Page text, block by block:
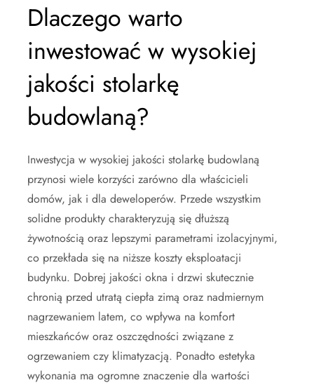
Dlaczego warto
inwestować w wysokiej
jakości stolarkę
budowlaną?
Inwestycja w wysokiej jakości stolarkę budowlaną
przynosi wiele korzyści zarówno dla właścicieli
domów, jak i dla deweloperów. Przede wszystkim
solidne produkty charakteryzują się dłuższą
żywotnością oraz lepszymi parametrami izolacyjnymi,
co przekłada się na niższe koszty eksploatacji
budynku. Dobrej jakości okna i drzwi skutecznie
chronią przed utratą ciepła zimą oraz nadmiernym
nagrzewaniem latem, co wpływa na komfort
mieszkańców oraz oszczędności związane z
ogrzewaniem czy klimatyzacją. Ponadto estetyka
wykonania ma ogromne znaczenie dla wartości